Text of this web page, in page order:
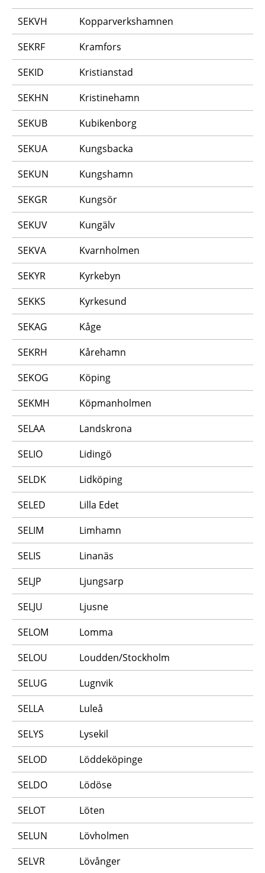
SEKVH
Kopparverkshamnen
SEKRF
Kramfors
SEKID
Kristianstad
SEKHN
Kristinehamn
SEKUB
Kubikenborg
SEKUA
Kungsbacka
SEKUN
Kungshamn
SEKGR
Kungsör
SEKUV
Kungälv
SEKVA
Kvarnholmen
SEKYR
Kyrkebyn
SEKKS
Kyrkesund
SEKAG
Kåge
SEKRH
Kårehamn
SEKOG
Köping
SEKMH
Köpmanholmen
SELAA
Landskrona
SELIO
Lidingö
SELDK
Lidköping
SELED
Lilla Edet
SELIM
Limhamn
SELIS
Linanäs
SELJP
Ljungsarp
SELJU
Ljusne
SELOM
Lomma
SELOU
Loudden/Stockholm
SELUG
Lugnvik
SELLA
Luleå
SELYS
Lysekil
SELOD
Löddeköpinge
SELDO
Lödöse
SELOT
Löten
SELUN
Lövholmen
SELVR
Lövånger